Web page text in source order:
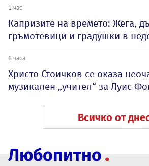
1 час
Капризите на времето: Жега,
гръмотевици и градушки в
6 часа
Христо Стоичков се оказа
музикален „учител“ за Луис
Всичко от
Любопитно